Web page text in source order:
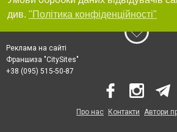
див. "Політика конфіденційності"
Реклама на сайті
Франшиза "CitySites"
+38 (095) 515-50-87
Про нас Контакти Автори